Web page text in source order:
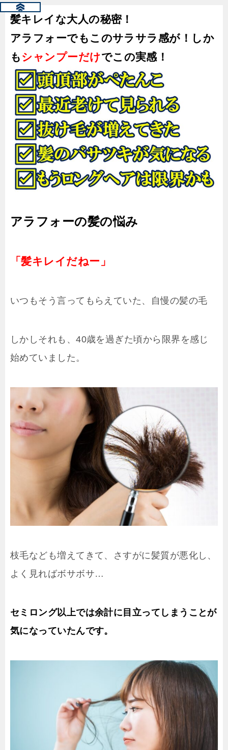
髪キレイな大人の秘密！
アラフォーでもこのサラサラ感が！ しか
も シャンプーだけでこの実感！
アラフォーの髪の悩み
「髪キレイだねー」
いつもそう言ってもらえていた、自慢の髪の毛
しかしそれも、40歳を過ぎた頃から限界を感じ
始めていました。
枝毛なども増えてきて、さすがに髪質が悪化し、
よく見ればボサボサ…
セミロング以上では余計に目立ってしまうことが
気になっていたんです。